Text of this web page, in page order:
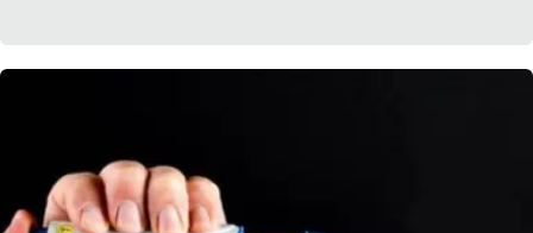
Imprese Di Calabria
Le perfidie di Antonella Grippo